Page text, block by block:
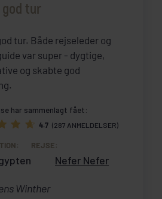
god tur
tur. Både rejseleder og
var super - dygtige,
og skabte god
har sammenlagt fået:
4.7 (287 ANMELDELSER)
REJSE:
Nefer Nefer
Winther